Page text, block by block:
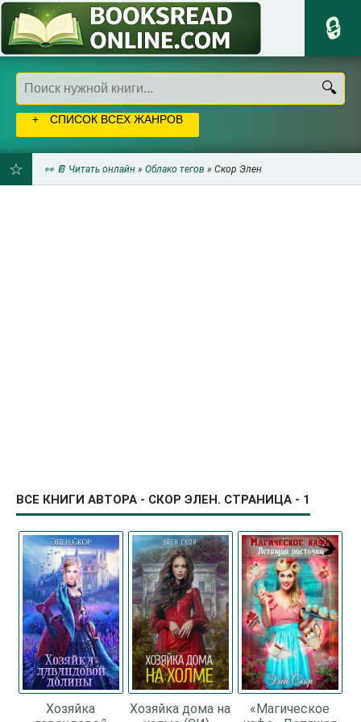
СПИСОК ВСЕХ ЖАНРОВ
👀 📔 Читать онлайн » Облако тегов » Скор Элен
ВСЕ КНИГИ АВТОРА - СКОР ЭЛЕН. СТРАНИЦА - 1
Хозяйка
Хозяйка дома на
«Магическое